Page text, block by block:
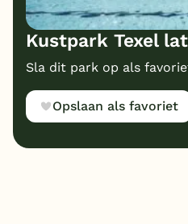
Kustpark Texel
Sla dit park op als
Opslaan als favoriet